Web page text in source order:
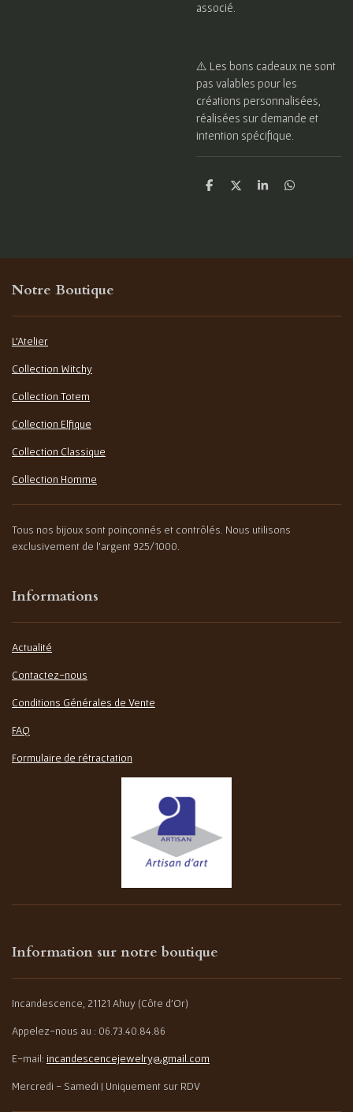
associé.
⚠️ Les bons cadeaux ne sont
pas valables pour les
créations personnalisées,
réalisées sur demande et
intention spécifique.
P
P
P
P
Notre Boutique
L'Atelier
Collection Witchy
Collection Totem
Collection Elfique
Collection Classique
Collection Homme
Tous nos bijoux sont poinçonnés et contrôlés. Nous utilisons
exclusivement de l'argent 925/1000.
Informations
Actualité
Contactez-nous
Conditions Générales de Vente
FAQ
Formulaire de rétractation
Information sur notre boutique
Incandescence, 21121 Ahuy (Côte d'Or)
Appelez-nous au : 06.73.40.84.86
E-mail: incandescencejewelry@gmail.com
Mercredi - Samedi | Uniquement sur RDV